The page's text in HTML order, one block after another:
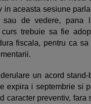
in aceasta sesiune
de vedere, pana
curs trebuie sa fie
fiscala, pentru ca
un acord
expira i septembrie si
caracter preventiv, fara